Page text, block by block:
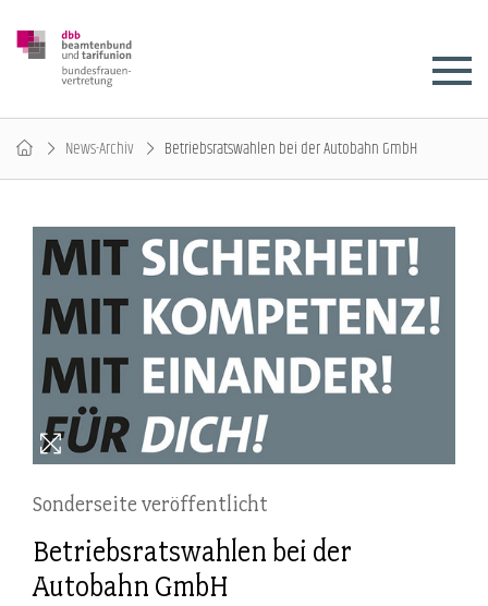
News-Archiv Betriebsratswahlen bei der Autobahn GmbH
Sonderseite veröffentlicht
Betriebsratswahlen bei der
Autobahn GmbH